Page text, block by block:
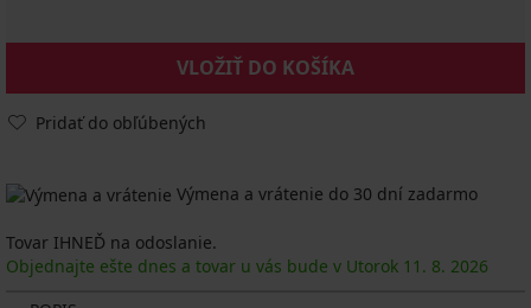
VLOŽIŤ DO KOŠÍKA
Pridať do obľúbených
Výmena a vrátenie do 30 dní zadarmo
Tovar IHNEĎ na odoslanie.
Objednajte ešte dnes a tovar u vás bude v Utorok 11. 8. 2026